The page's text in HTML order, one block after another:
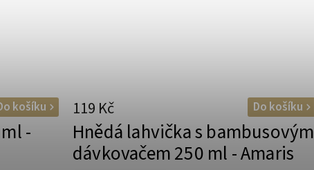
-
košíku
Hnědá lahvička s bambusovým
dávkovačem 250 ml - Amaris
119 Kč Do košíku